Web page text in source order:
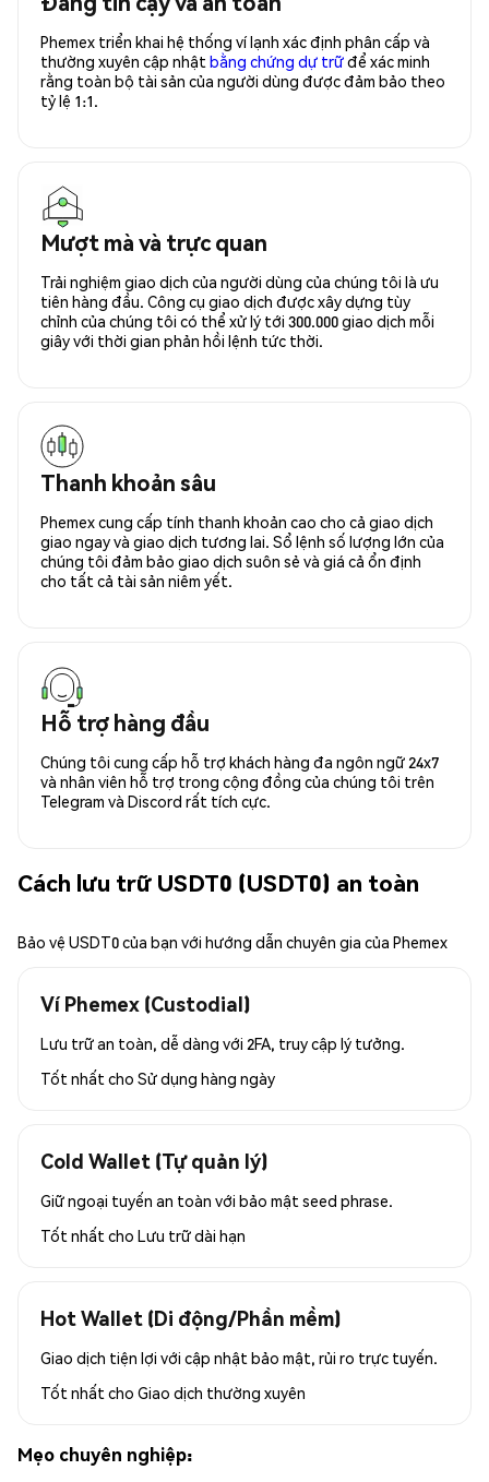
Phemex triển khai hệ thống ví lạnh xác định phân cấp và
thường xuyên cập nhật bằng chứng dự trữđể xác minh
rằng toàn bộ tài sản của người dùng được đảm bảo theo
tỷ lệ 1:1.
Mượt mà và trực quan
Trải nghiệm giao dịch của người dùng của chúng tôi là ưu
tiên hàng đầu. Công cụ giao dịch được xây dựng tùy
chỉnh của chúng tôi có thể xử lý tới 300.000 giao dịch mỗi
giây với thời gian phản hồi lệnh tức thời.
Thanh khoản sâu
Phemex cung cấp tính thanh khoản cao cho cả giao dịch
giao ngay và giao dịch tương lai. Sổ lệnh số lượng lớn của
chúng tôi đảm bảo giao dịch suôn sẻ và giá cả ổn định
cho tất cả tài sản niêm yết.
Hỗ trợ hàng đầu
Chúng tôi cung cấp hỗ trợ khách hàng đa ngôn ngữ 24x7
và nhân viên hỗ trợ trong cộng đồng của chúng tôi trên
Telegram và Discord rất tích cực.
Cách lưu trữ USDT0 (USDT0) an toàn
Bảo vệ USDT0 của bạn với hướng dẫn chuyên gia của Phemex
Ví Phemex (Custodial)
Lưu trữ an toàn, dễ dàng với 2FA, truy cập lý tưởng.
Tốt nhất cho Sử dụng hàng ngày
Cold Wallet (Tự quản lý)
Giữ ngoại tuyến an toàn với bảo mật seed phrase.
Tốt nhất cho Lưu trữ dài hạn
Hot Wallet (Di động/Phần mềm)
Giao dịch tiện lợi với cập nhật bảo mật, rủi ro trực tuyến.
Tốt nhất cho Giao dịch thường xuyên
Mẹo chuyên nghiệp: